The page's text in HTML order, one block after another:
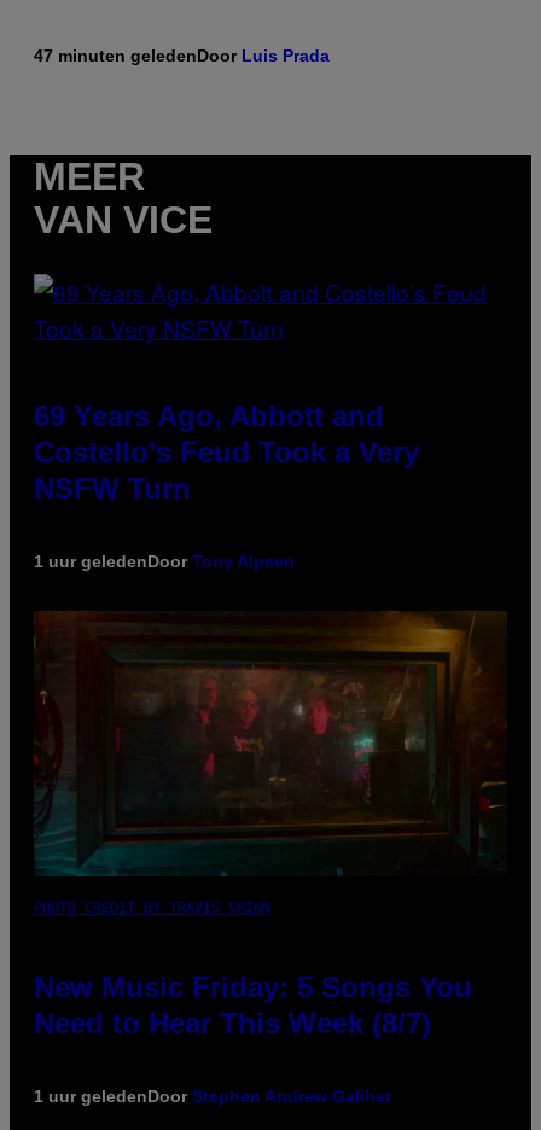
47 minuten geledenDoor Luis Prada
MEER
VAN VICE
69 Years Ago, Abbott and
Costello’s Feud Took a Very
NSFW Turn
1 uur geledenDoorTony Alpsen
PHOTO CREDIT BY TRAVIS SHINN
New Music Friday: 5 Songs You
Need to Hear This Week (8/7)
1 uur geledenDoorStephen Andrew Galiher